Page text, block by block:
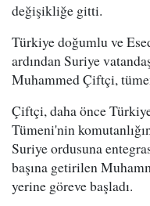
değişikliğe gitti.
Türkiye doğumlu ve
ardından Suriye
Muhammed Çiftçi,
Çiftçi, daha önce
Tümeni'nin
Suriye ordusuna
başına getirilen
yerine göreve başladı.